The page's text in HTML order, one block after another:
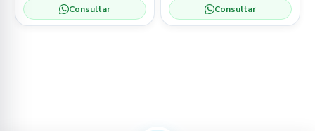
Consultar Consultar